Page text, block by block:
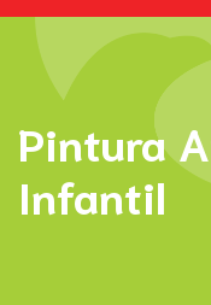
Pintura
Infantil